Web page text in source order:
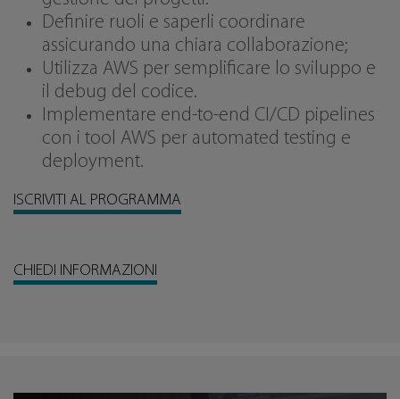
Definire ruoli e saperli coordinare
assicurando una chiara collaborazione;
Utilizza AWS per semplificare lo sviluppo e
il debug del codice.
Implementare end-to-end CI/CD pipelines
con i tool AWS per automated testing e
deployment.
ISCRIVITI AL PROGRAMMA
CHIEDI INFORMAZIONI